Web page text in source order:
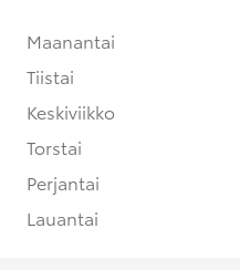
Maanantai
Tiistai
Keskiviikko
Torstai
Perjantai
Lauantai